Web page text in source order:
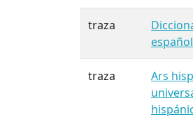
traza
traza
Ars